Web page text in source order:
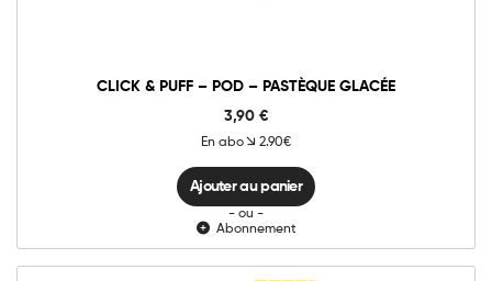
CLICK & PUFF – POD – PASTÈQUE GLACÉE
3,90 €
En abo 2.90€
Ajouter au panier
- ou -
Abonnement